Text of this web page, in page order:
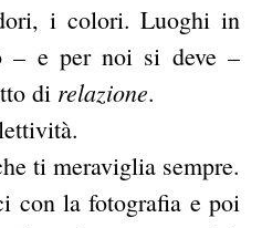
i colori. Luoghi in
– e per noi si deve –
di relazione.
ti meraviglia sempre.
con la fotografia e poi